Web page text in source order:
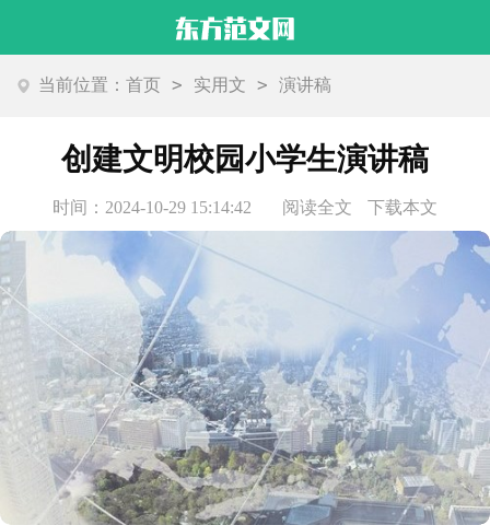
当前位置：首页 > 实用文 > 演讲稿
创建文明校园小学生演讲稿
时间：2024-10-29 15:14:42 阅读全文 下载本文